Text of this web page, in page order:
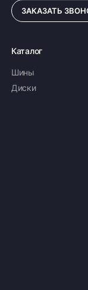
ЗАКАЗАТЬ
Каталог
Шины
Диски